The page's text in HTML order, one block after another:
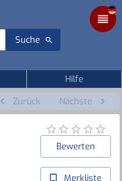
Suche
Hilfe
Zurück Nächste
Bewerten
Merkliste